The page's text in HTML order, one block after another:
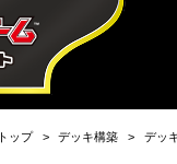
トップ デッキ構築 デッ